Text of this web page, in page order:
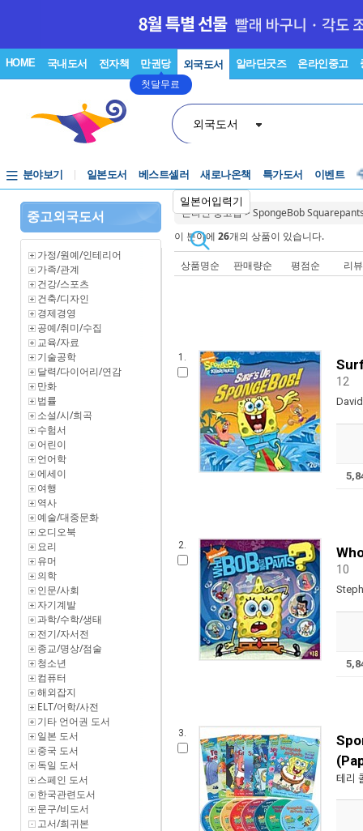
HOME 국내도서 전자책 만권당
첫달무료
외국도서 알라딘굿즈 온라인중고
외국도서
일본어입력기
분야보기 일본도서 베스트셀러 새로나온책 특가도서 이벤트
중고외국도서
가정/원예/인테리어
가족/관계
건강/스포츠
건축/디자인
경제경영
공예/취미/수집
교육/자료
기술공학
달력/다이어리/연감
만화
법률
소설/시/희곡
수험서
어린이
언어학
에세이
여행
역사
예술/대중문화
오디오북
요리
유머
의학
인문/사회
자기계발
과학/수학/생태
전기/자서전
종교/명상/점술
청소년
컴퓨터
해외잡지
ELT/어학/사전
기타 언어권 도서
일본 도서
중국 도서
독일 도서
스페인 도서
한국관련도서
문구/비도서
고서/희귀본
온라인 중고샵>SpongeBob
이 분야에 26개의 상품이 있습니다.
상품명순 판매량순 평점순 리
1.
12
2.
10
3.
테리